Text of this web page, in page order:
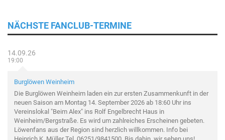
NÄCHSTE FANCLUB-TERMINE
14.09.26
19:00
Burglöwen Weinheim
Die Burglöwen Weinheim laden ein zur ersten Zusammenkunft in der
neuen Saison am Montag 14. September 2026 ab 18:60 Uhr ins
Vereinslokal "Beim Alex" ins Rolf Engelbrecht Haus in
Weinheim/Bergstraße. Es wird um zahlreiches Erscheinen gebeten.
Löwenfans aus der Region sind herzlich willkommen. Info bei